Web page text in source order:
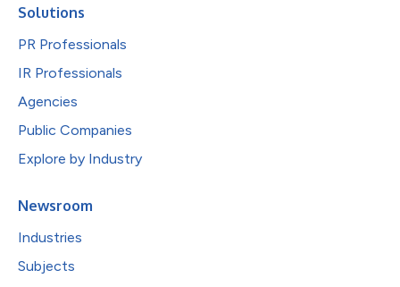
Solutions
PR Professionals
IR Professionals
Agencies
Public Companies
Explore by Industry
Newsroom
Industries
Subjects